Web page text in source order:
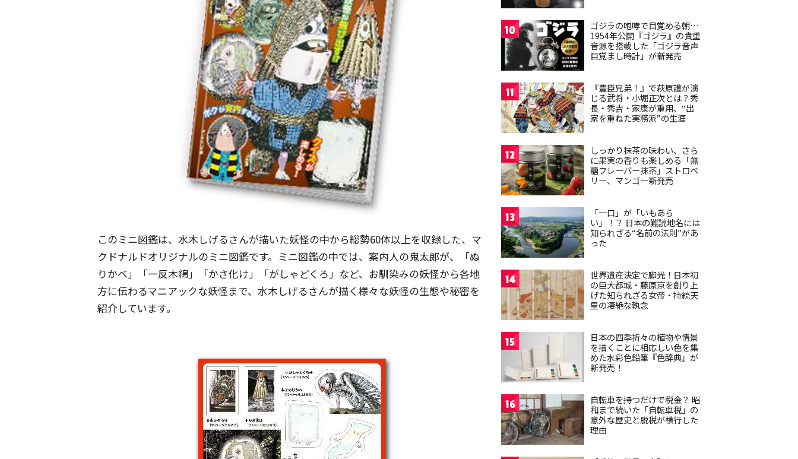
このミニ図鑑は、水木しげるさんが描いた妖怪の中から総勢60体以上を収録した、マ
クドナルドオリジナルのミニ図鑑です。ミニ図鑑の中では、案内人の鬼太郎が、「ぬ
りかべ」「一反木綿」「かさ化け」「がしゃどくろ」など、お馴染みの妖怪から各地
方に伝わるマニアックな妖怪まで、水木しげるさんが描く様々な妖怪の生態や秘密を
紹介しています。
10
ゴジラの咆哮で目覚める朝…
1954年公開『ゴジラ』の貴重
音源を搭載した「ゴジラ音声
目覚まし時計」が新発売
11
『豊臣兄弟！』で萩原護が演
じる武将・小堀正次とは？秀
長・秀吉・家康が重用、“出
家を重ねた実務派”の生涯
12
しっかり抹茶の味わい、さら
に果実の香りも楽しめる「無
糖フレーバー抹茶」ストロベ
リー、マンゴー新発売
13
「一口」が「いもあら
い」！？ 日本の難読地名には
知られざる“名前の法則”があ
った
14
世界遺産決定で脚光！日本初
の巨大都城・藤原京を創り上
げた知られざる女帝・持統天
皇の凄絶な執念
15
日本の四季折々の植物や情景
を描くことに相応しい色を集
めた水彩色鉛筆『色辞典』が
新発売！
16
自転車を持つだけで税金？ 昭
和まで続いた「自転車税」の
意外な歴史と脱税が横行した
理由